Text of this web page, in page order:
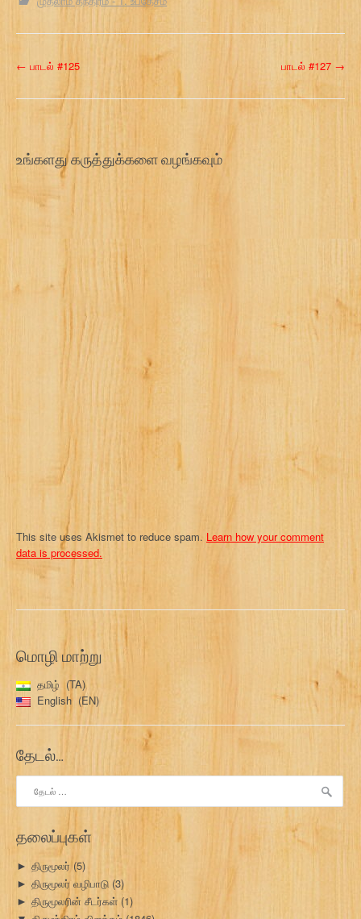
P
o
t
n
i
g
← பாடல் #125 பாடல் #127 →
உங்களது கருத்துக்களை வழங்கவும்
This site uses Akismet to reduce spam. Learn how your comment
data is processed.
மொழி மாற்று
தமிழ்
TA
English
EN
தேடல்…
தேடு:
தலைப்புகள்
► திருமூலர்(5)
► திருமூலர் வழிபாடு (3)
► திருமூலரின் சீடர்கள் (1)